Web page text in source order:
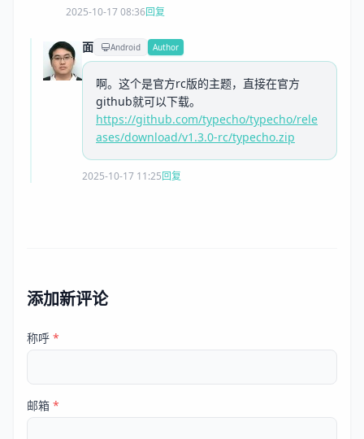
2025-10-17 08:36回复
面 Android Author
啊。这个是官方rc版的主题，直接在官方
github就可以下载。
https://github.com/typecho/typecho/rele
ases/download/v1.3.0-rc/typecho.zip
2025-10-17 11:25回复
添加新评论
称呼 *
邮箱 *